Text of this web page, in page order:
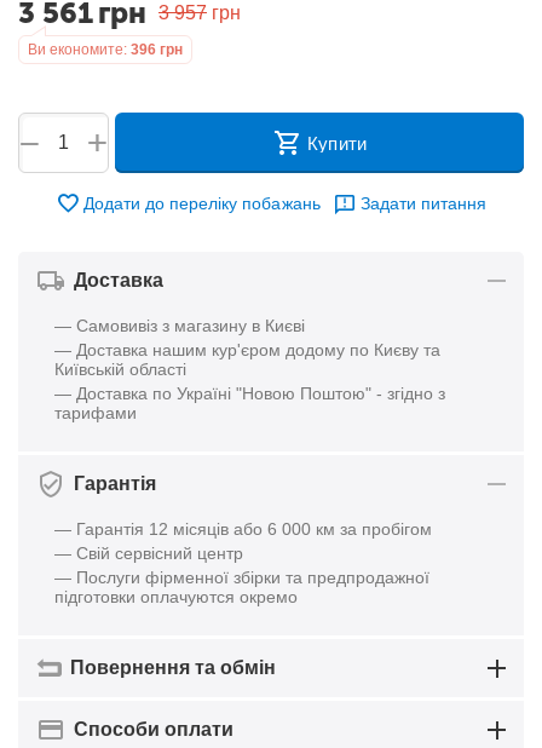
3 957 грн
3 561грн
Ви економите: 396 грн
+
− Купити
Додати до переліку побажань Задати питання
Доставка
— Самовивіз з магазину в Києві
— Доставка нашим кур'єром додому по Києву та
Київській області
— Доставка по Україні "Новою Поштою" - згідно з
тарифами
Гарантія
— Гарантія 12 місяців або 6 000 км за пробігом
— Свій сервісний центр
— Послуги фірменної збірки та предпродажної
підготовки оплачуются окремо
Повернення та обмін
Способи оплати